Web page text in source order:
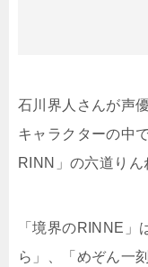
石川界人さんが声
キャラクターの中
RINN」の六道りん
「境界のRINNE」
ら」、「めぞん一